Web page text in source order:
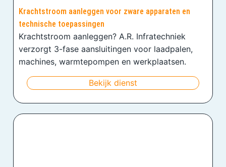
Krachtstroom aanleggen voor zware apparaten en
technische toepassingen
Krachtstroom aanleggen? A.R. Infratechniek
verzorgt 3-fase aansluitingen voor laadpalen,
machines, warmtepompen en werkplaatsen.
Bekijk dienst